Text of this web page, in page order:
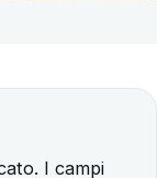
I campi